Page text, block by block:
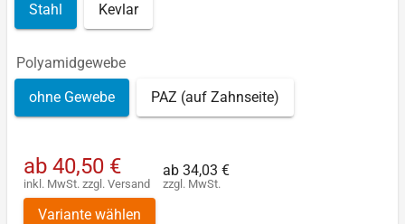
Stahl Kevlar
Polyamidgewebe
ohne Gewebe PAZ (auf Zahnseite)
ab 40,50 €
inkl. MwSt. zzgl. Versand
ab 34,03 €
zzgl. MwSt.
Variante wählen